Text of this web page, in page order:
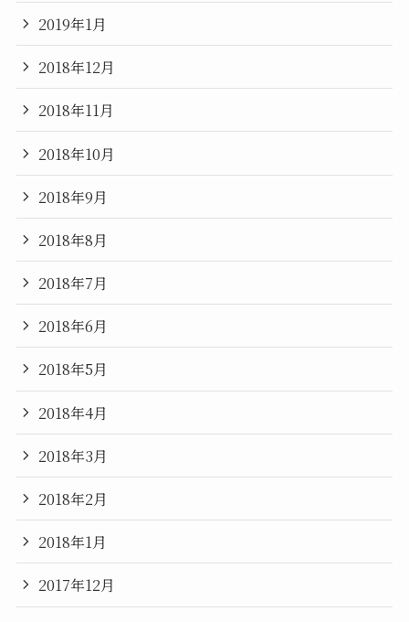
2019年1月
2018年12月
2018年11月
2018年10月
2018年9月
2018年8月
2018年7月
2018年6月
2018年5月
2018年4月
2018年3月
2018年2月
2018年1月
2017年12月